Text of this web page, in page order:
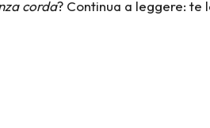
corda? Continua a leggere: te